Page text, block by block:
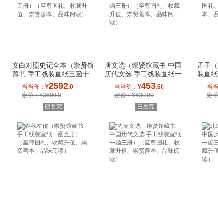
文白对照史记全本（崇贤馆
藏书 手工线装宣纸三函十
五册）（至尊
当当价： ¥2592.0
定价：¥3600.0
已售完
唐文选（崇贤馆藏书 中国
历代文选 手工线装宣纸一
函三册）（至尊
当当价： ¥453.60
定价：¥630.00
已售完
孟子
装宣
礼、
当
定